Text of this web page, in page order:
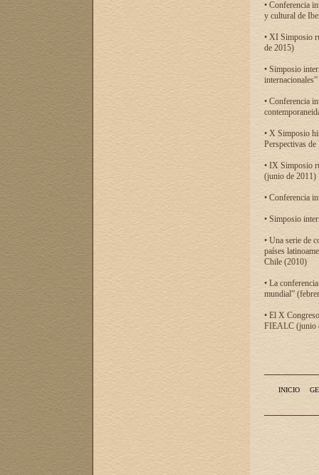
• Conferencia
y cultural de
• XI Simposio
de 2015)
• Simposio
• Conferencia
• X Simposio
Perspectivas
• IX Simposio
(junio de 2011)
• Conferencia
• Simposio
• Una serie de
países
Chile (2010)
• La
mundial”
• El X
FIEALC (junio
INICIO